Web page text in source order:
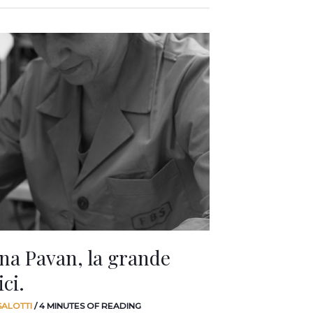
Pavan, la grande
/4 MINUTES OF READING